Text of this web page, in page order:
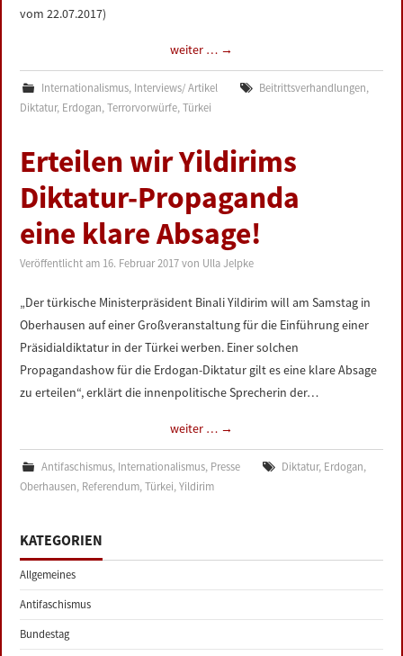
vom 22.07.2017)
weiter … →
Internationalismus, Interviews/ Artikel Beitrittsverhandlungen,
Diktatur, Erdogan,Terrorvorwürfe,Türkei
Erteilen wir Yildirims
Diktatur-Propaganda
eine klare Absage!
Veröffentlicht am 16. Februar 2017 von Ulla Jelpke
„Der türkische Ministerpräsident Binali Yildirim will am Samstag in
Oberhausen auf einer Großveranstaltung für die Einführung einer
Präsidialdiktatur in der Türkei werben. Einer solchen
Propagandashow für die Erdogan-Diktatur gilt es eine klare Absage
zu erteilen“, erklärt die innenpolitische Sprecherin der…
weiter … →
Antifaschismus, Internationalismus, Presse Diktatur, Erdogan,
Oberhausen, Referendum,Türkei,Yildirim
KATEGORIEN
Allgemeines
Antifaschismus
Bundestag